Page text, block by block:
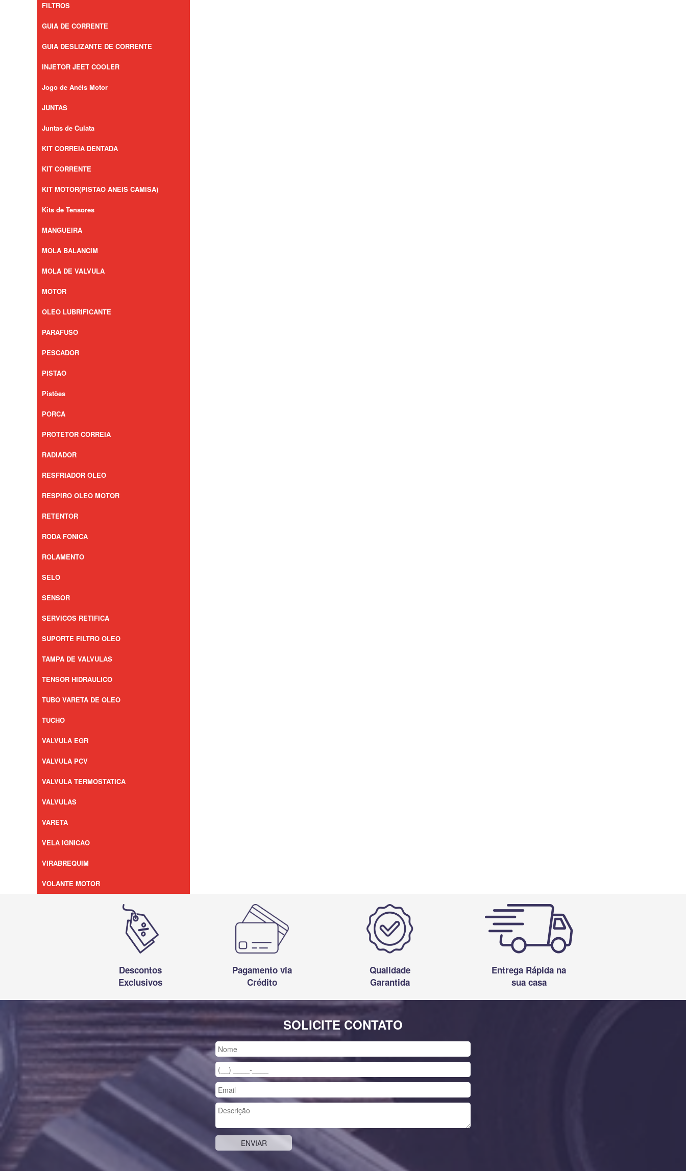
FILTROS
GUIA DE CORRENTE
GUIA DESLIZANTE DE CORRENTE
INJETOR JEET COOLER
Jogo de Anéis Motor
JUNTAS
Juntas de Culata
KIT CORREIA DENTADA
KIT CORRENTE
KIT MOTOR(PISTAO ANEIS CAMISA)
Kits de Tensores
MANGUEIRA
MOLA BALANCIM
MOLA DE VALVULA
MOTOR
OLEO LUBRIFICANTE
PARAFUSO
PESCADOR
PISTAO
Pistões
PORCA
PROTETOR CORREIA
RADIADOR
RESFRIADOR OLEO
RESPIRO OLEO MOTOR
RETENTOR
RODA FONICA
ROLAMENTO
SELO
SENSOR
SERVICOS RETIFICA
SUPORTE FILTRO OLEO
TAMPA DE VALVULAS
TENSOR HIDRAULICO
TUBO VARETA DE OLEO
TUCHO
VALVULA EGR
VALVULA PCV
VALVULA TERMOSTATICA
VALVULAS
VARETA
VELA IGNICAO
VIRABREQUIM
VOLANTE MOTOR
Descontos
Exclusivos
Pagamento via
Crédito
Qualidade
Garantida
Entrega Rápida na
sua casa
SOLICITE CONTATO